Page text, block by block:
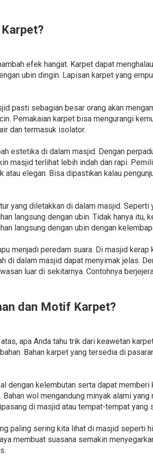
efek hangat. Karpet dapat
ubin dingin. Lapisan karpet yang
pasti sebagian besar orang akan
Pemakaian karpet bisa mengurangi
dan termasuk isolator.
estetika di dalam masjid. Dengan
masjid terlihat lebih indah dan rapi.
atau elegan. Bisa dipastikan kalau
yang diletakkan di dalam masjid.
langsung dengan ubin. Tidak hanya itu,
langsung dengan ubin dengan
menjadi peredam suara. Di masjid
di dalam masjid dapat menyimak jelas.
luar di sekitarnya. Contohnya
dan Motif Karpet?
apa Anda tahu trik dari keawetan
Bahan karpet yang tersedia di
dengan kelembutan serta dapat
wol mengandung minyak alami
di masjid atau tempat-tempat yang
paling sering kita lihat di masjid seperti
membuat suasana semakin